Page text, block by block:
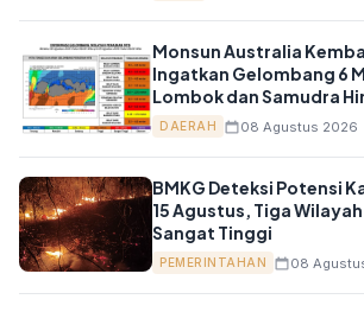
Monsun Australia
Ingatkan Gelombang 6
Lombok dan Samudra
DAERAH 08 Agustus 2026
BMKG Deteksi Potensi
15 Agustus, Tiga
Sangat Tinggi
PEMERINTAHAN 08